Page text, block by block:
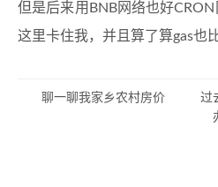
但是后来用BNB网络也好
这里卡住我，并且算了算gas也
聊一聊我家乡农村房价
过